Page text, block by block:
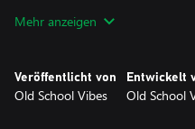
großen Vielzahl von Feinden
köstliche Mischung aus
Mehr anzeigen
Veröffentlicht von
Old School Vibes
Entwickelt
Old School